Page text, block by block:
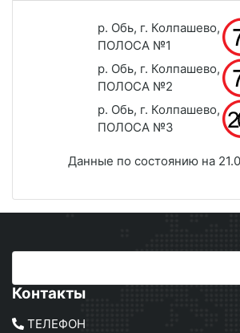
р. Обь, г. Колпашево,
ПОЛОСА №1
р. Обь, г. Колпашево,
ПОЛОСА №2
р. Обь, г. Колпашево,
ПОЛОСА №3
Данные по состоянию на
Контакты
ТЕЛЕФОН